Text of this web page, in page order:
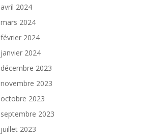
avril 2024
mars 2024
février 2024
janvier 2024
décembre 2023
novembre 2023
octobre 2023
septembre 2023
juillet 2023